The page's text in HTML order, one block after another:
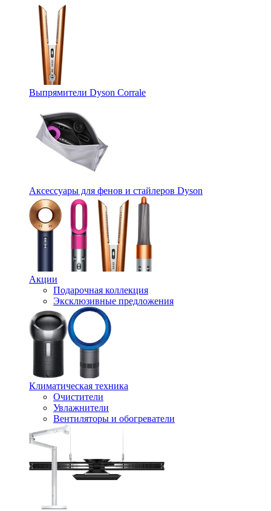
Выпрямители Dyson Corrale
Аксессуары для фенов и стайлеров Dyson
Акции
Подарочная коллекция
Эксклюзивные предложения
Климатическая техника
Очистители
Увлажнители
Вентиляторы и обогреватели